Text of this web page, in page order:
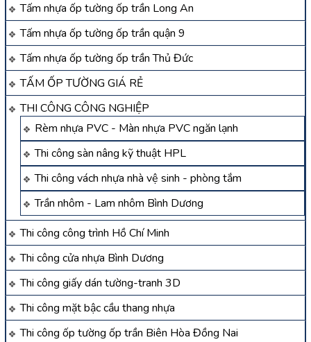
Tấm nhựa ốp tường ốp trần Long An
Tấm nhựa ốp tường ốp trần quận 9
Tấm nhựa ốp tường ốp trần Thủ Đức
TẤM ỐP TƯỜNG GIÁ RẺ
THI CÔNG CÔNG NGHIỆP
Rèm nhựa PVC - Màn nhựa PVC ngăn lạnh
Thi công sàn nâng kỹ thuật HPL
Thi công vách nhựa nhà vệ sinh - phòng tắm
Trần nhôm - Lam nhôm Bình Dương
Thi công công trình Hồ Chí Minh
Thi công cửa nhựa Bình Dương
Thi công giấy dán tường-tranh 3D
Thi công mặt bậc cầu thang nhựa
Thi công ốp tường ốp trần Biên Hòa Đồng Nai